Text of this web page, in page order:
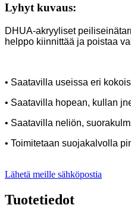
Lyhyt kuvaus:
DHUA-akryyliset
helppo kiinnittää ja poistaa
• Saatavilla useissa eri
• Saatavilla hopean, kullan
• Saatavilla neliön,
• Toimitetaan suojakalvolla
Lähetä meille sähköpostia
Tuotetiedot